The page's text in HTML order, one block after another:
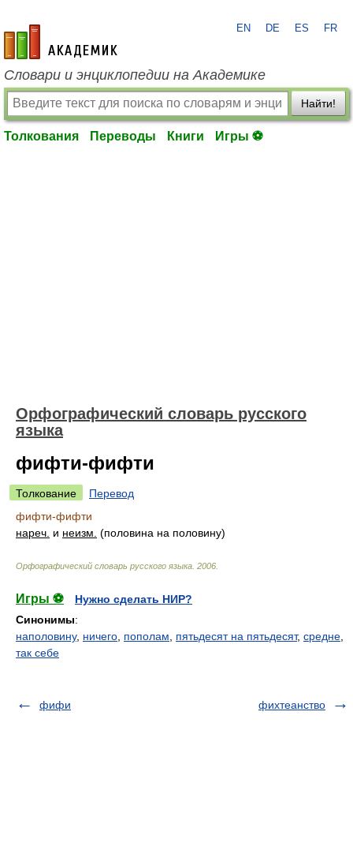
academic.ru
EN DE ES FR
Словари и энциклопедии на Академике
Найти!
Толкования Переводы Книги Игры ⚽
Орфографический словарь русского
языка
фифти-фифти
Толкование
Перевод
фифти-фифти
нареч. и неизм. (половина на половину)
Орфографический словарь русского языка 2006
Игры ⚽
Нужно сделать НИР?
Синонимы:
наполовину, ничего пополам пятьдесят на пятьдесят, средне
так себе
фифи фихтеанство